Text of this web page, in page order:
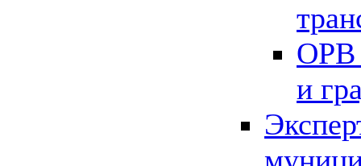
ОРВ
и